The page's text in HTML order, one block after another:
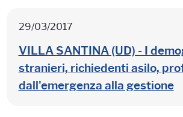
29/03/2017
VILLA SANTINA (UD) - I
stranieri, richiedenti asilo,
dall'emergenza alla gestione